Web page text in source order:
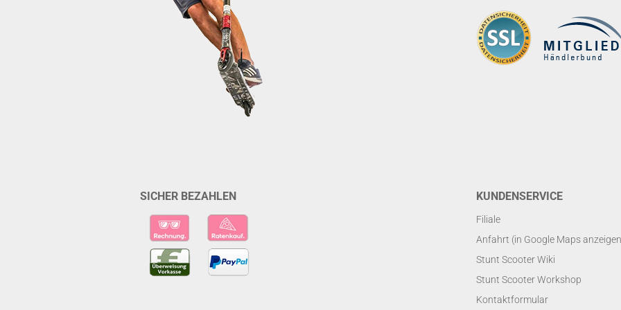
SICHER BEZAHLEN KUNDENSERVICE
Filiale
Anfahrt (in Google Maps
Stunt Scooter Wiki
Stunt Scooter Workshop
Kontaktformular